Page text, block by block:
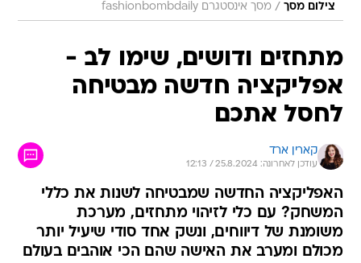
צילום מסך / מסך אינסטגרם fashionbombdaily
מתחזים ודושים, שימו לב -
אפליקציה חדשה מבטיחה
לחסל אתכם
קארין ארד
עודכן לאחרונה: 25.8.2024 / 12:13
האפליקציה החדשה שמבטיחה לשנות את כללי
המשחק? עם כלי לזיהוי מתחזים, מערכת
משומנת של דיווחים, ונשק אחד סודי שיעיל יותר
מכולם ומערב את האישה שהם הכי אוהבים בעולם